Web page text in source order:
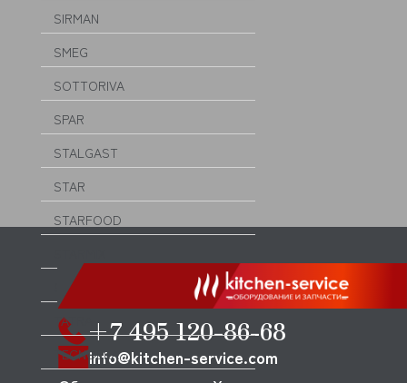
SIRMAN
SMEG
SOTTORIVA
SPAR
STALGAST
STAR
STARFOOD
SVEBA DAHLEN
TATRA
TECNOEKA
+7 495 120-86-68
info@kitchen-service.com